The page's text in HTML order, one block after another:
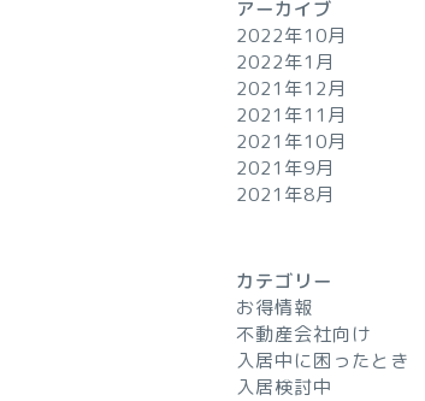
アーカイブ
2022年10月
2022年1月
2021年12月
2021年11月
2021年10月
2021年9月
2021年8月
カテゴリー
お得情報
不動産会社向け
入居中に困ったとき
入居検討中